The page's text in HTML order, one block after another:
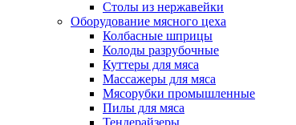
Столы из нержавейки
Оборудование мясного цеха
Колбасные шприцы
Колоды разрубочные
Куттеры для мяса
Массажеры для мяса
Мясорубки промышленные
Пилы для мяса
Тендерайзеры